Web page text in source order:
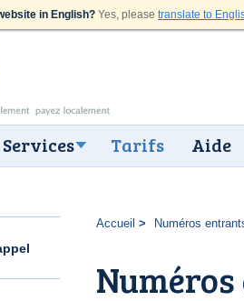
in English? Yes, please translate to
Services Tarifs Aide
Accueil Numéros